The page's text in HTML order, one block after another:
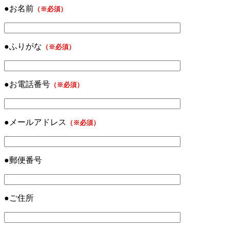
●お名前 （※必須）
●ふりがな （※必須）
●お電話番号 （※必須）
●メールアドレス （※必須）
●郵便番号
●ご住所